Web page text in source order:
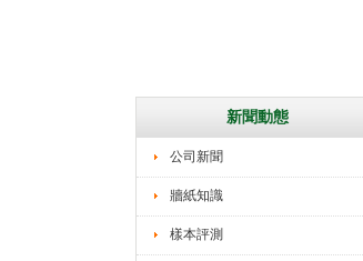
新聞動態
公司新聞
牆紙知識
樣本評測